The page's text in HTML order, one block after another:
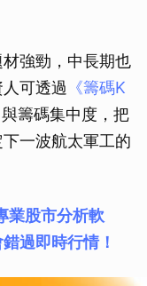
強勁，中長期也
可透過 《籌碼K
籌碼集中度，把
一波航太軍工的
業股市分析軟
過即時行情！